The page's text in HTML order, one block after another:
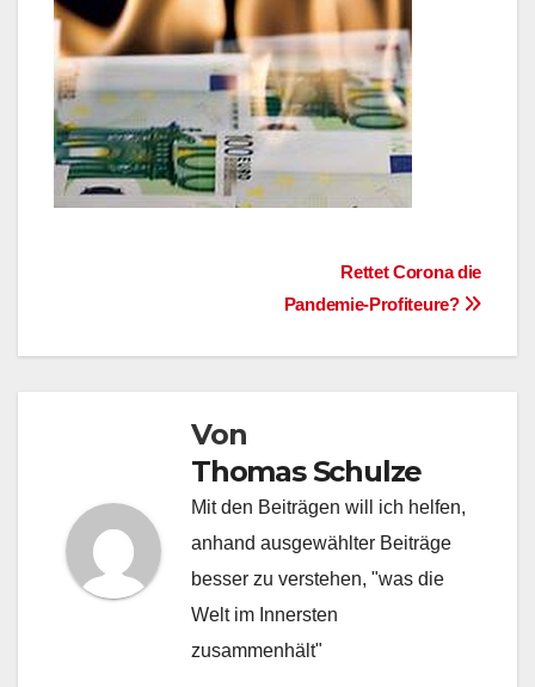
BeitragsnavigationRettet Corona die
Pandemie-Profiteure?
Von
Thomas Schulze
Mit den Beiträgen will ich helfen,
anhand ausgewählter Beiträge
besser zu verstehen, "was die
Welt im Innersten
zusammenhält"